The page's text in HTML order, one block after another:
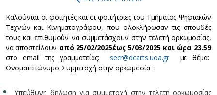
Καλούνται οι φοιτητές και οι φοιτήτριες του Τμήματος Ψηφιακών
Τεχνών και Κινηματογράφου, που ολοκλήρωσαν τις σπουδές
τους και επιθυμούν να συμμετάσχουν στην τελετή ορκωμοσίας,
να αποστείλουν από 25/02/2025έως 5/03/2025 και ώρα 23.59
στο email της γραμματείας: secr@dcarts.uoa.gr με θέμα:
Ονοματεπώνυμο_Συμμετοχή στην ορκωμοσία :
Υπεύθυνη δήλωση για συμμετοχή στην τελετή ορκωμοσίας